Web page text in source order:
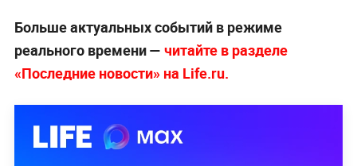
Больше актуальных событий в режиме
реального времени — читайте в разделе
«Последние новости» на Life.ru.